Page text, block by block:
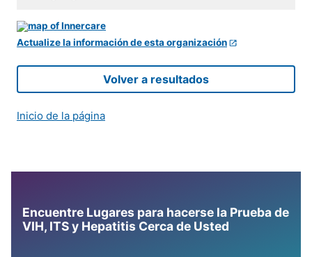
Actualize la información de esta organización
Volver a resultados
Inicio de la página
Encuentre Lugares para hacerse la Prueba de
VIH, ITS y Hepatitis Cerca de Usted